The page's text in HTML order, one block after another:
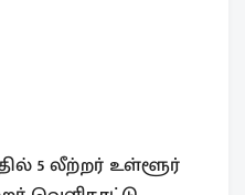
5 லீற்றர் உள்ளூர்